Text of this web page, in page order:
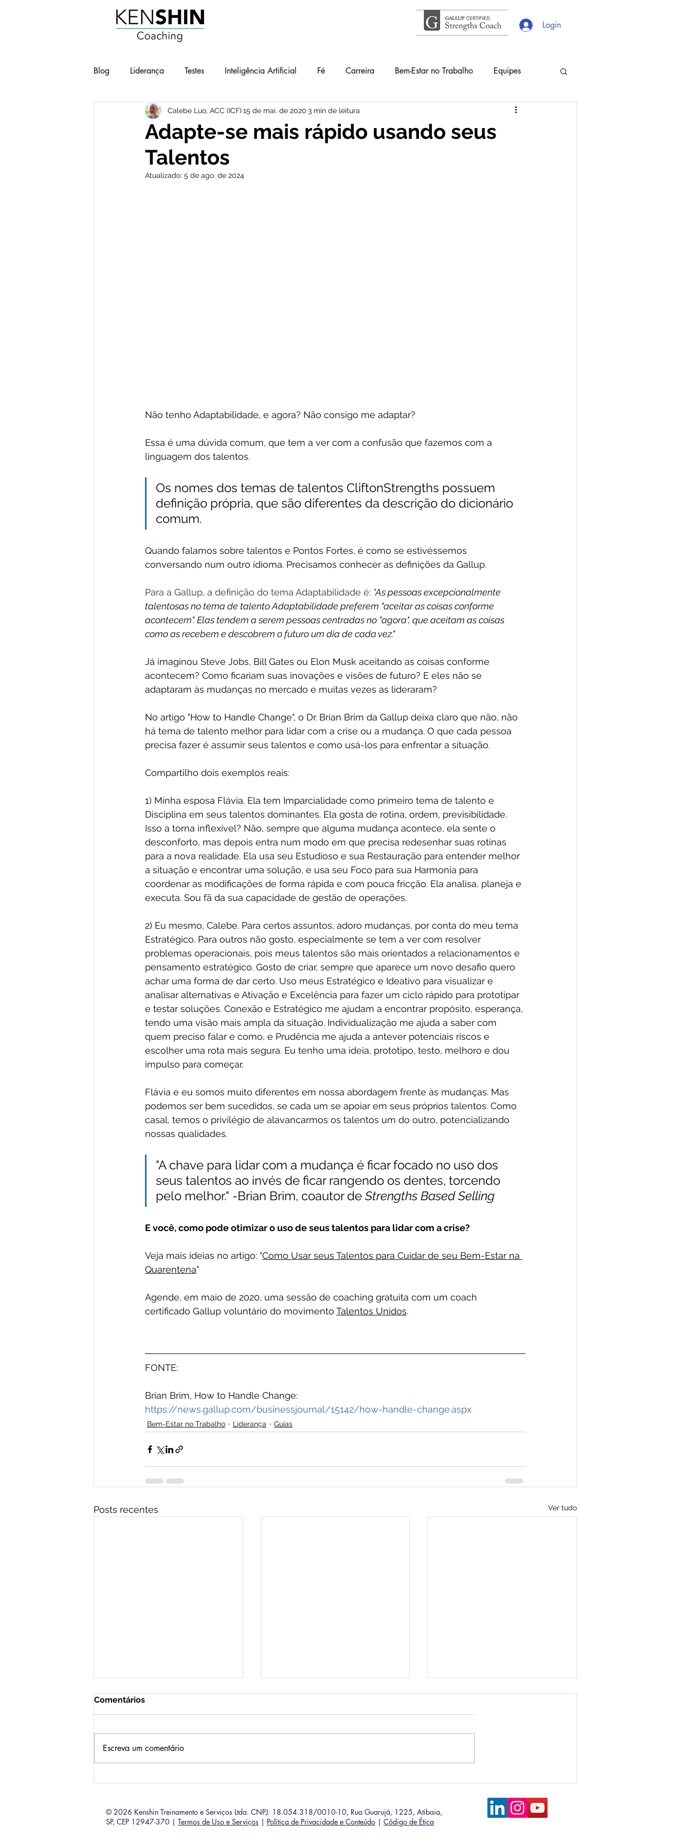
Login
Blog Liderança Testes Inteligência Artificial Fé Carreira Bem-Estar no Trabalho Equipes
Workshops Geek e Pop Acontece Livros #34Lentes
BOT - Brilho nos Olhos no Trabalho
Adapte-se mais rápido usando seus
Talentos
Calebe Luo, ACC (ICF) 15 de mai. de 2020 3 min de leitura
Atualizado: 5 de ago. de 2024
Não tenho Adaptabilidade, e agora? Não consigo me adaptar?
Essa é uma dúvida comum, que tem a ver com a confusão que fazemos com a
linguagem dos talentos.
Os nomes dos temas de talentos CliftonStrengths possuem
definição própria, que são diferentes da descrição do dicionário
comum.
Quando falamos sobre talentos e Pontos Fortes, é como se estivéssemos
conversando num outro idioma. Precisamos conhecer as definições da Gallup.
Para a Gallup, a definição do tema Adaptabilidade é: "As pessoas excepcionalmente
talentosas no tema de talento Adaptabilidade preferem "aceitar as coisas conforme
acontecem". Elas tendem a serem pessoas centradas no "agora", que aceitam as coisas
como as recebem e descobrem o futuro um dia de cada vez."
Já imaginou Steve Jobs, Bill Gates ou Elon Musk aceitando as coisas conforme
acontecem? Como ficariam suas inovações e visões de futuro? E eles não se
adaptaram às mudanças no mercado e muitas vezes as lideraram?
No artigo "How to Handle Change", o Dr. Brian Brim da Gallup deixa claro que não, não
há tema de talento melhor para lidar com a crise ou a mudança. O que cada pessoa
precisa fazer é assumir seus talentos e como usá-los para enfrentar a situação.
Compartilho dois exemplos reais:
1) Minha esposa Flávia. Ela tem Imparcialidade como primeiro tema de talento e
Disciplina em seus talentos dominantes. Ela gosta de rotina, ordem, previsibilidade.
Isso a torna inflexível? Não, sempre que alguma mudança acontece, ela sente o
desconforto, mas depois entra num modo em que precisa redesenhar suas rotinas
para a nova realidade. Ela usa seu Estudioso e sua Restauração para entender melhor
a situação e encontrar uma solução, e usa seu Foco para sua Harmonia para
coordenar as modificações de forma rápida e com pouca fricção. Ela analisa, planeja e
executa. Sou fã da sua capacidade de gestão de operações.
2) Eu mesmo, Calebe. Para certos assuntos, adoro mudanças, por conta do meu tema
Estratégico. Para outros não gosto, especialmente se tem a ver com resolver
problemas operacionais, pois meus talentos são mais orientados a relacionamentos e
pensamento estratégico. Gosto de criar, sempre que aparece um novo desafio quero
achar uma forma de dar certo. Uso meus Estratégico e Ideativo para visualizar e
analisar alternativas e Ativação e Excelência para fazer um ciclo rápido para prototipar
e testar soluções. Conexão e Estratégico me ajudam a encontrar propósito, esperança,
tendo uma visão mais ampla da situação. Individualização me ajuda a saber com
quem preciso falar e como, e Prudência me ajuda a antever potenciais riscos e
escolher uma rota mais segura. Eu tenho uma ideia, prototipo, testo, melhoro e dou
impulso para começar.
Flávia e eu somos muito diferentes em nossa abordagem frente às mudanças. Mas
podemos ser bem sucedidos, se cada um se apoiar em seus próprios talentos. Como
casal, temos o privilégio de alavancarmos os talentos um do outro, potencializando
nossas qualidades.
"A chave para lidar com a mudança é ficar focado no uso dos
seus talentos ao invés de ficar rangendo os dentes, torcendo
pelo melhor." -Brian Brim, coautor de Strengths Based Selling
E você, como pode otimizar o uso de seus talentos para lidar com a crise?
Veja mais ideias no artigo: "Como Usar seus Talentos para Cuidar de seu Bem-Estar na
Quarentena"
Agende, em maio de 2020, uma sessão de coaching gratuita com um coach
certificado Gallup voluntário do movimento Talentos Unidos.
FONTE:
Brian Brim, How to Handle Change:
https://news.gallup.com/businessjournal/15142/how-handle-change.aspx
Bem-Estar no Trabalho Liderança Guias
Posts recentes Ver tudo
Independente
líderes
Comentários
Escreva um comentário
© 2026 Kenshin Treinamento e Serviços Ltda. CNPJ: 18.054.318/0010-10, Rua Guarujá, 1225, Atibaia,
SP, CEP 12947-370 | Termos de Uso e Serviços | Política de Privacidade e Conteúdo | Código de Ética